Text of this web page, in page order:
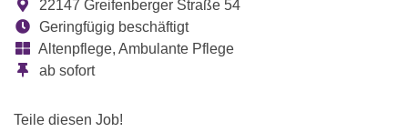
22147 Greifenberger Straße 54
Geringfügig beschäftigt
Altenpflege, Ambulante Pflege
ab sofort
Teile diesen Job!